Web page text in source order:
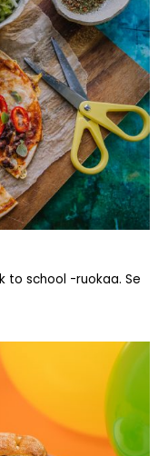
to school -ruokaa. Se